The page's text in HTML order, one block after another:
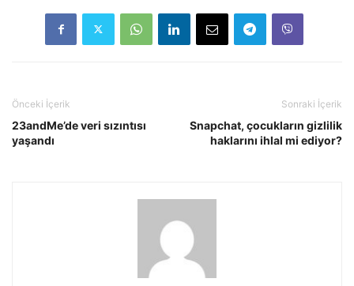
Önceki İçerik
23andMe’de veri sızıntısı
yaşandı
Sonraki İçerik
Snapchat, çocukların gizlilik
haklarını ihlal mi ediyor?